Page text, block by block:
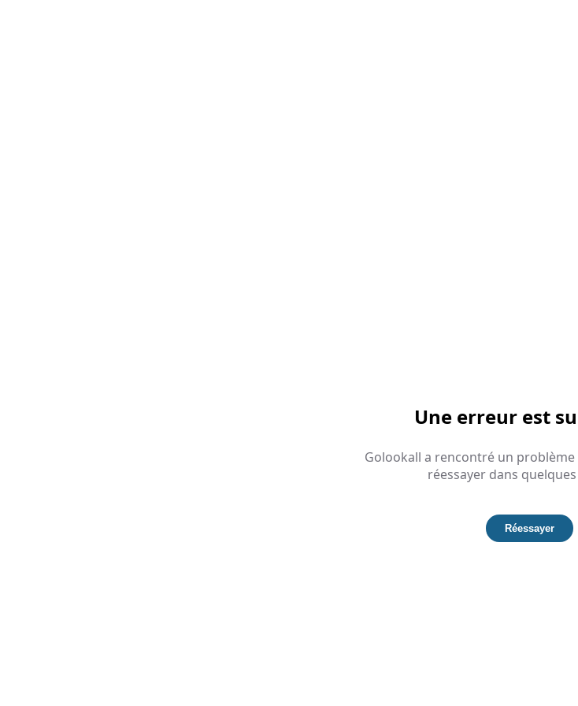
Une erreur est
Golookall a rencontré un
réessayer dans
Réessayer